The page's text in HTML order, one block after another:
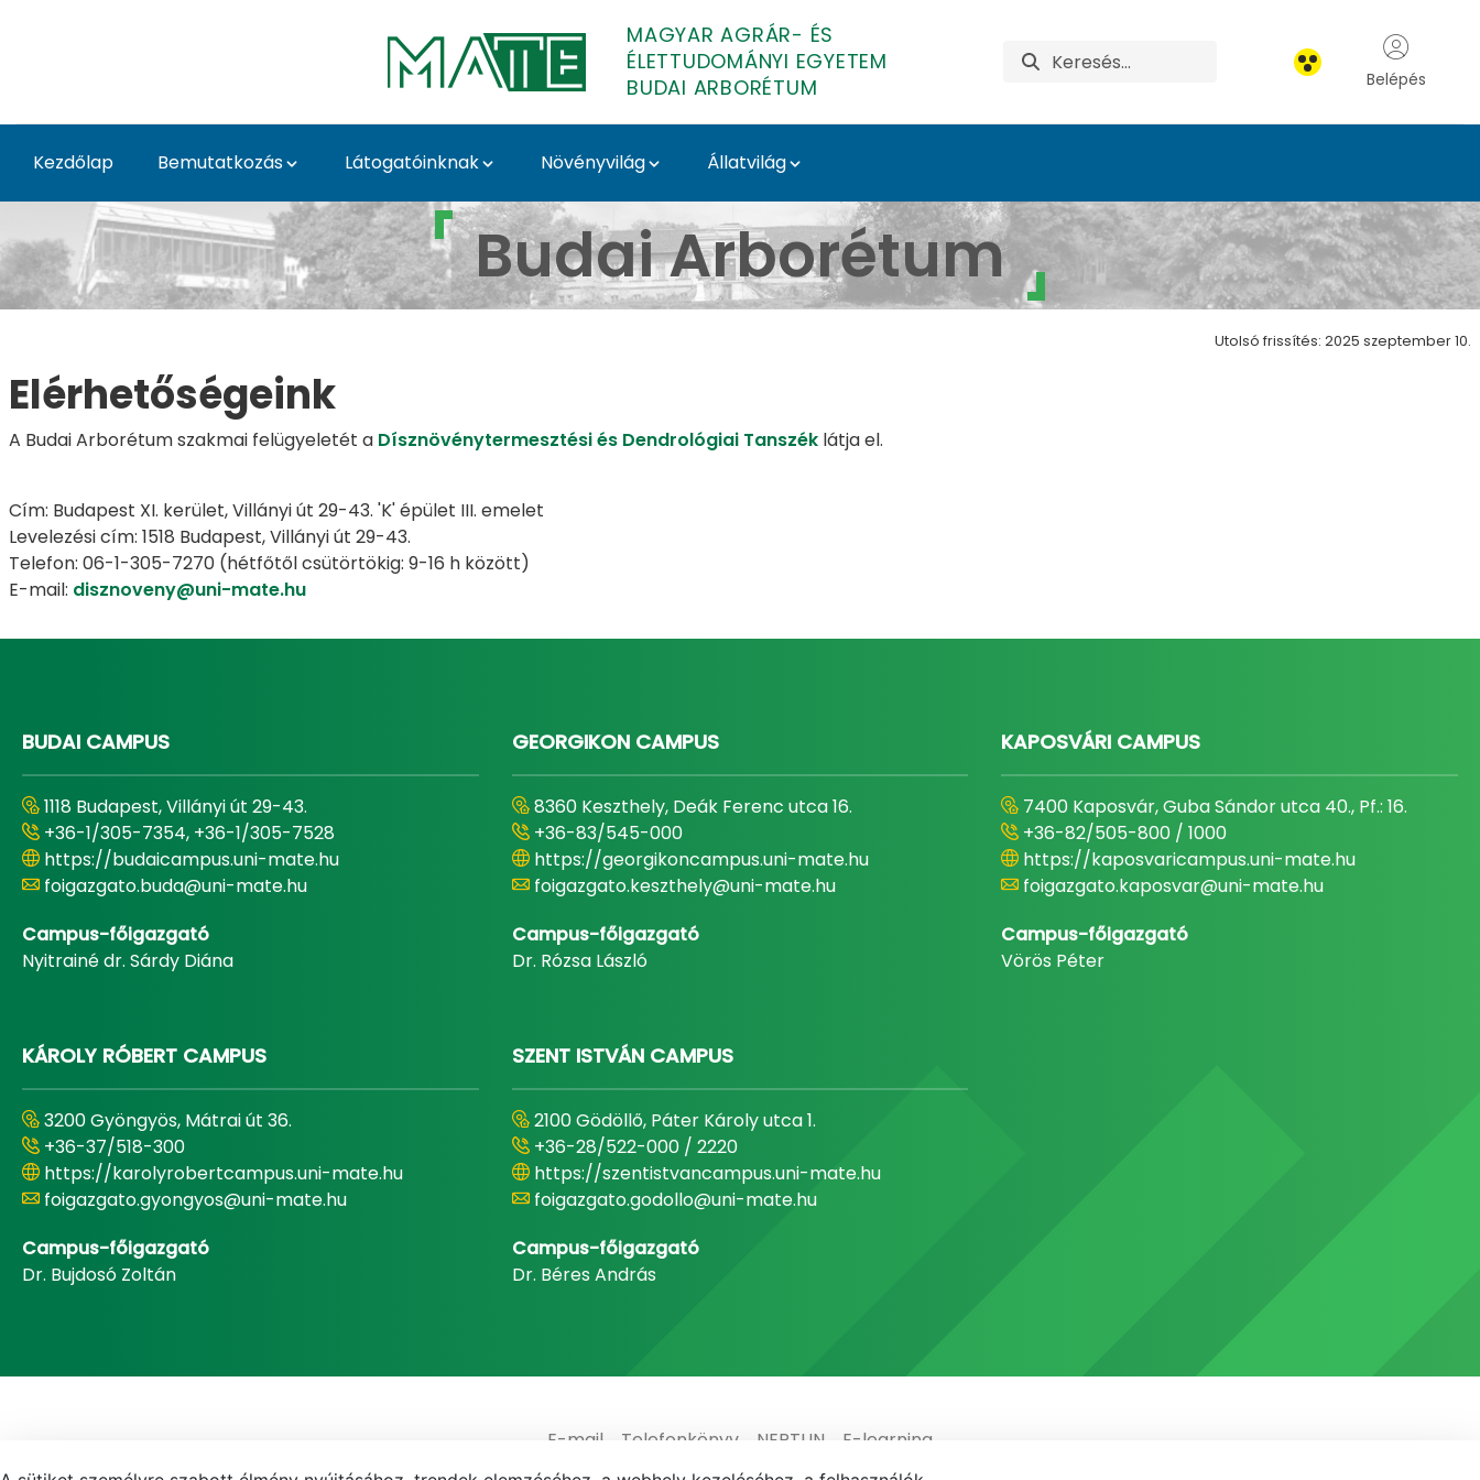
MAGYAR AGRÁR- ÉS
ÉLETTUDOMÁNYI EGYETEM
BUDAI ARBORÉTUM
Belépés
Kezdőlap Bemutatkozás Látogatóinknak Növényvilág Állatvilág
Elérhetőségeink - Budai Arborétum
Budai Arborétum
Utolsó frissítés: 2025 szeptember 10.
Elérhetőségeink
A Budai Arborétum szakmai felügyeletét a Dísznövénytermesztési és Dendrológiai Tanszék látja el.
Cím: Budapest XI. kerület, Villányi út 29-43. 'K' épület III. emelet
Levelezési cím: 1518 Budapest, Villányi út 29-43.
Telefon: 06-1-305-7270 (hétfőtől csütörtökig: 9-16 h között)
E-mail: disznoveny@uni-mate.hu
BUDAI CAMPUS
1118 Budapest, Villányi út 29-43.
+36-1/305-7354, +36-1/305-7528
https://budaicampus.uni-mate.hu
foigazgato.buda@uni-mate.hu
Campus-főigazgató
Nyitrainé dr. Sárdy Diána
GEORGIKON CAMPUS
8360 Keszthely, Deák Ferenc utca 16.
+36-83/545-000
https://georgikoncampus.uni-mate.hu
foigazgato.keszthely@uni-mate.hu
Campus-főigazgató
Dr. Rózsa László
KAPOSVÁRI CAMPUS
7400 Kaposvár, Guba Sándor utca 40., Pf.: 16.
+36-82/505-800 / 1000
https://kaposvaricampus.uni-mate.hu
foigazgato.kaposvar@uni-mate.hu
Campus-főigazgató
Vörös Péter
KÁROLY RÓBERT CAMPUS
3200 Gyöngyös, Mátrai út 36.
+36-37/518-300
https://karolyrobertcampus.uni-mate.hu
foigazgato.gyongyos@uni-mate.hu
Campus-főigazgató
Dr. Bujdosó Zoltán
SZENT ISTVÁN CAMPUS
2100 Gödöllő, Páter Károly utca 1.
+36-28/522-000 / 2220
https://szentistvancampus.uni-mate.hu
foigazgato.godollo@uni-mate.hu
Campus-főigazgató
Dr. Béres András
E-mail Telefonkönyv NEPTUN E-learning